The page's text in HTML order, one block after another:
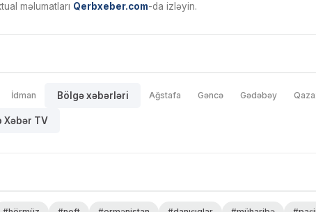
məlumatları Qerbxeber.com-da izləyin.
İdman Bölgə xəbərləri Ağstafa Gəncə Gədəbəy
Xəbər TV